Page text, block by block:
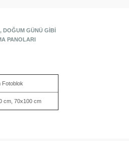
DOĞUM GÜNÜ GİBİ
PANOLARI
Fotoblok
cm, 70x100 cm